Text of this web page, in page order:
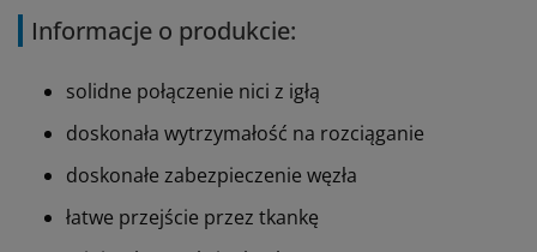
Informacje o produkcie:
solidne połączenie nici z igłą
doskonała wytrzymałość na rozciąganie
doskonałe zabezpieczenie węzła
łatwe przejście przez tkankę